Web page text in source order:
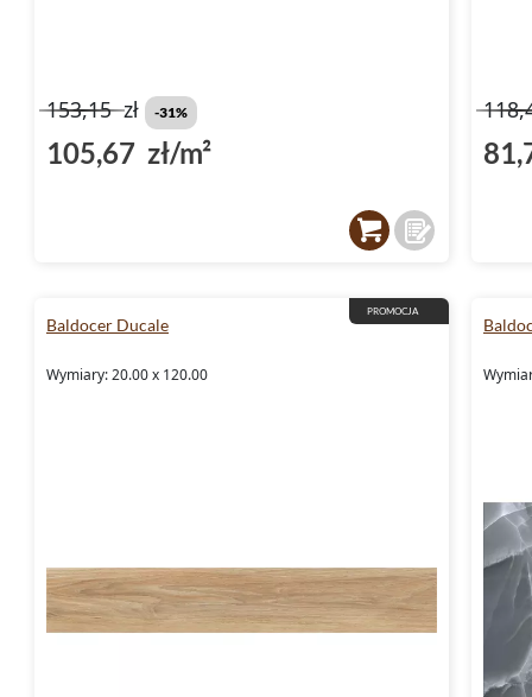
153,15zł -31%
105,67 zł/m²
PROMOCJA
Baldocer Ducale
Wymiary: 20.00 x 120.00